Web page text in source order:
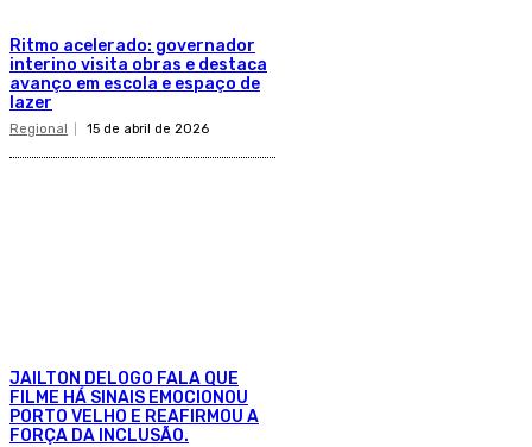
Ritmo acelerado: governador
interino visita obras e destaca
avanço em escola e espaço de
lazer
Regional 15 de abril de 2026
JAILTON DELOGO FALA QUE
FILME HÁ SINAIS EMOCIONOU
PORTO VELHO E REAFIRMOU A
FORÇA DA INCLUSÃO.